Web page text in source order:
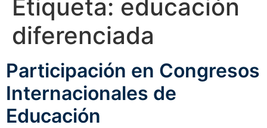
Etiqueta: educación
diferenciada
Participación en Congresos
Internacionales de
Educación